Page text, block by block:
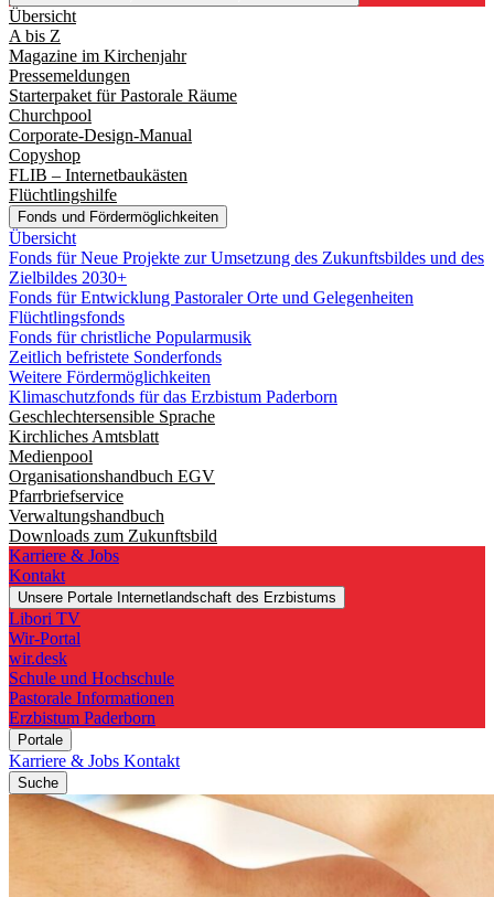
Übersicht
A bis Z
Magazine im Kirchenjahr
Pressemeldungen
Starterpaket für Pastorale Räume
Churchpool
Corporate-Design-Manual
Copyshop
FLIB – Internetbaukästen
Flüchtlingshilfe
Fonds und Fördermöglichkeiten
Übersicht
Fonds für Neue Projekte zur Umsetzung des Zukunftsbildes und des
Zielbildes 2030+
Fonds für Entwicklung Pastoraler Orte und Gelegenheiten
Flüchtlingsfonds
Fonds für christliche Popularmusik
Zeitlich befristete Sonderfonds
Weitere Fördermöglichkeiten
Klimaschutzfonds für das Erzbistum Paderborn
Geschlechtersensible Sprache
Kirchliches Amtsblatt
Medienpool
Organisationshandbuch EGV
Pfarrbriefservice
Verwaltungshandbuch
Downloads zum Zukunftsbild
Karriere & Jobs
Kontakt
Unsere Portale Internetlandschaft des Erzbistums
Libori TV
Wir-Portal
wir.desk
Schule und Hochschule
Pastorale Informationen
Erzbistum Paderborn
Portale
Karriere & Jobs Kontakt
Suche